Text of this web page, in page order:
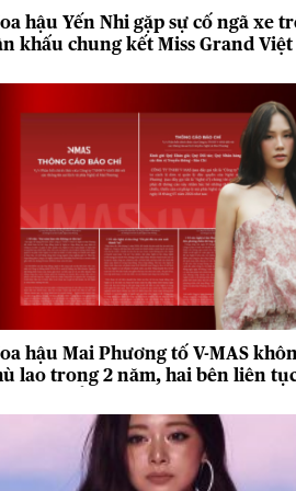
hậu Yến Nhi gặp sự cố ngã xe
khấu chung kết Miss Grand Việt
hậu Mai Phương tố V-MAS
lao trong 2 năm, hai bên liên